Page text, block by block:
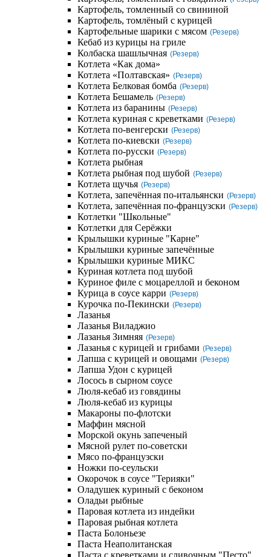
Картофель, томленный со свининой
Картофель, томлёный с курицей
Картофельные шарики с мясом (Резерв)
Кебаб из курицы на гриле
Колбаска шашлычная (Резерв)
Котлета «Как дома»
Котлета «Полтавская» (Резерв)
Котлета Белковая бомба (Резерв)
Котлета Бешамель (Резерв)
Котлета из баранины (Резерв)
Котлета куриная с креветками (Резерв)
Котлета по-венгерски (Резерв)
Котлета по-киевски (Резерв)
Котлета по-русски (Резерв)
Котлета рыбная
Котлета рыбная под шубой (Резерв)
Котлета щучья (Резерв)
Котлета, запечённая по-итальянски (Резерв)
Котлета, запечённая по-французски (Резерв)
Котлетки "Школьные"
Котлетки для Серёжки
Крылышки куриные "Карне"
Крылышки куриные запечённые
Крылышки куриные МИКС
Куриная котлета под шубой
Куриное филе с моцареллой и беконом
Курица в соусе карри (Резерв)
Курочка по-Пекински (Резерв)
Лазанья
Лазанья Виладжио
Лазанья Зимняя (Резерв)
Лазанья с курицей и грибами (Резерв)
Лапша с курицей и овощами (Резерв)
Лапша Удон с курицей
Лосось в сырном соусе
Люля-кебаб из говядины
Люля-кебаб из курицы
Макароны по-флотски
Маффин мясной
Морской окунь запеченый
Мясной рулет по-советски
Мясо по-французски
Ножки по-сеульски
Окорочок в соусе "Терияки"
Оладушек куриный с беконом
Оладьи рыбные
Паровая котлета из индейки
Паровая рыбная котлета
Паста Болоньезе
Паста Неаполитанская
Паста с креветками и сливочным "Песто"